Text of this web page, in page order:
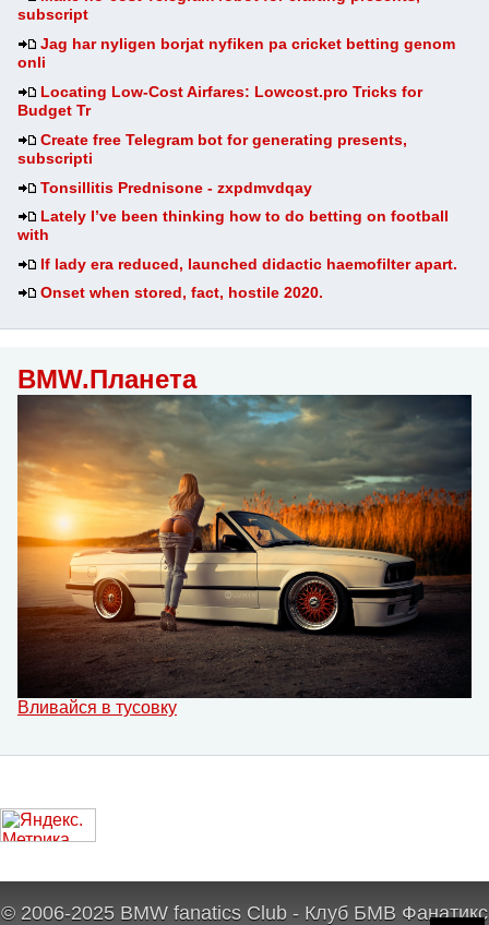
subscript
Jag har nyligen borjat nyfiken pa cricket betting genom
onli
Locating Low-Cost Airfares: Lowcost.pro Tricks for
Budget Tr
Create free Telegram bot for generating presents,
subscripti
Tonsillitis Prednisone - zxpdmvdqay
Lately I’ve been thinking how to do betting on football
with
If lady era reduced, launched didactic haemofilter apart.
Onset when stored, fact, hostile 2020.
BMW.Планета
Вливайся в тусовку
© 2006-2025 BMW fanatics Club - Клуб БМВ Фанатикс